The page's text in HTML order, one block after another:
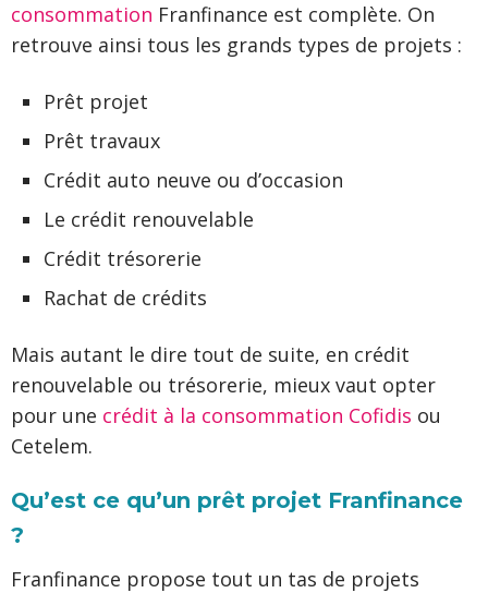
consommation Franfinance est complète. On
retrouve ainsi tous les grands types de projets :
Prêt projet
Prêt travaux
Crédit auto neuve ou d’occasion
Le crédit renouvelable
Crédit trésorerie
Rachat de crédits
Mais autant le dire tout de suite, en crédit
renouvelable ou trésorerie, mieux vaut opter
pour une crédit à la consommation Cofidis ou
Cetelem.
Qu’est ce qu’un prêt projet Franfinance
?
Franfinance propose tout un tas de projets